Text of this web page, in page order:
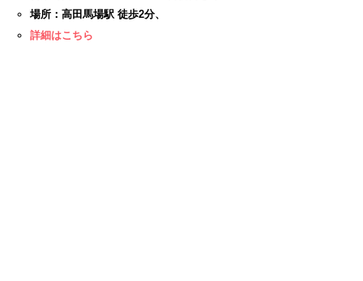
場所：高田馬場駅 徒歩2分、
詳細はこちら